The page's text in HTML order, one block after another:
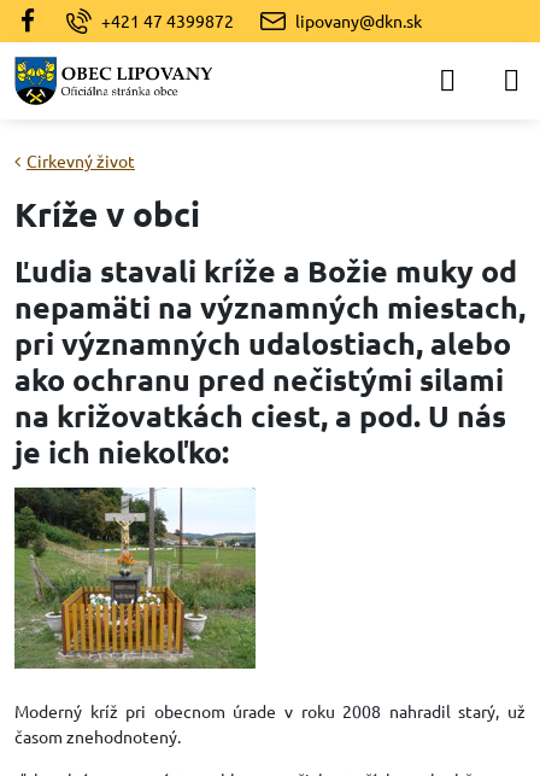
+421 47 4399872 lipovany@dkn.sk
Cirkevný život
Kríže v obci
Ľudia stavali kríže a Božie muky od
nepamäti na významných miestach,
pri významných udalostiach, alebo
ako ochranu pred nečistými silami
na križovatkách ciest, a pod. U nás
je ich niekoľko:
Moderný kríž pri obecnom úrade v roku 2008 nahradil starý, už
časom znehodnotený.